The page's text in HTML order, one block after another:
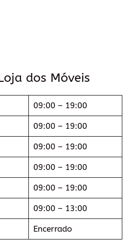
dos Móveis
09:00 – 19:00
09:00 – 19:00
09:00 – 19:00
09:00 – 19:00
09:00 – 19:00
09:00 – 13:00
Encerrado